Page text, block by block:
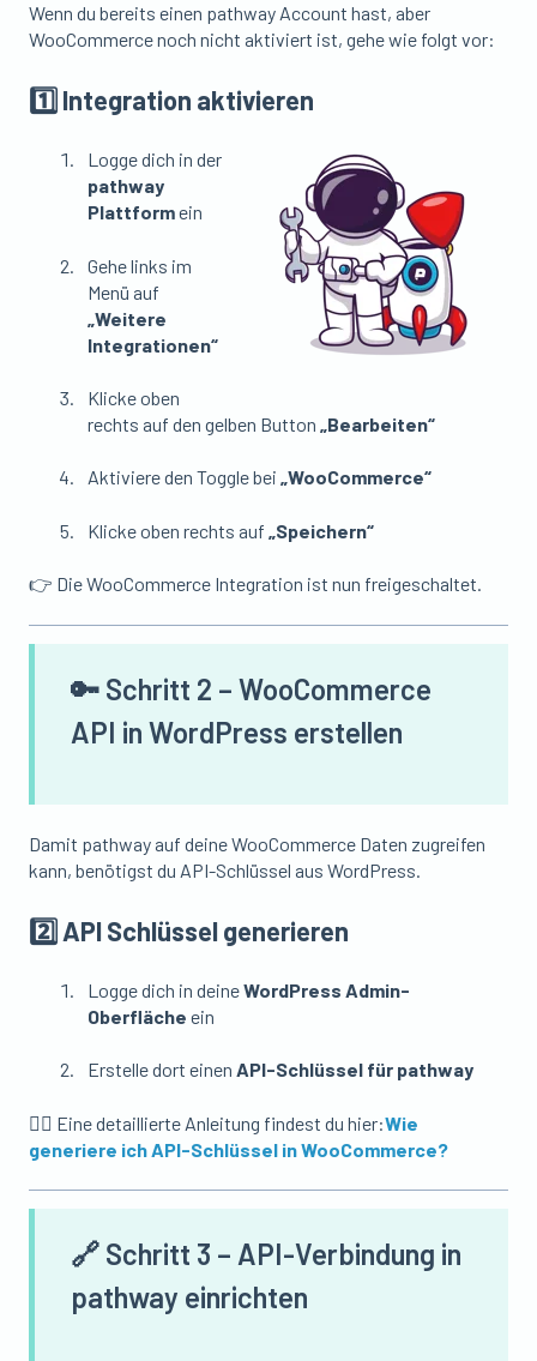
Wenn du bereits einen pathway Account hast, aber
WooCommerce noch nicht aktiviert ist, gehe wie folgt vor:
1️⃣ Integration aktivieren
Logge dich in der
pathway
Plattformein
Gehe links im
Menü auf
„Weitere
Integrationen“
Klicke oben
rechts auf den gelben Button „Bearbeiten“
Aktiviere den Toggle bei „WooCommerce“
Klicke oben rechts auf „Speichern“
👉 Die WooCommerce Integration ist nun freigeschaltet.
🔑 Schritt 2 – WooCommerce
API in WordPress erstellen
Damit pathway auf deine WooCommerce Daten zugreifen
kann, benötigst du API-Schlüssel aus WordPress.
2️⃣ API Schlüssel generieren
Logge dich in deineWordPress Admin-
Oberfläche ein
Erstelle dort einen API-Schlüssel für pathway
👉🏼 Eine detaillierte Anleitung findest du hier:Wie
generiere ich API-Schlüssel in WooCommerce?
🔗 Schritt 3 – API-Verbindung in
pathway einrichten